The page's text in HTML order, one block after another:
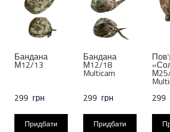
Бандана
М12/13
299  грн
Придбати
Бандана
М12/18
Multicam
299  грн
Придбати
299